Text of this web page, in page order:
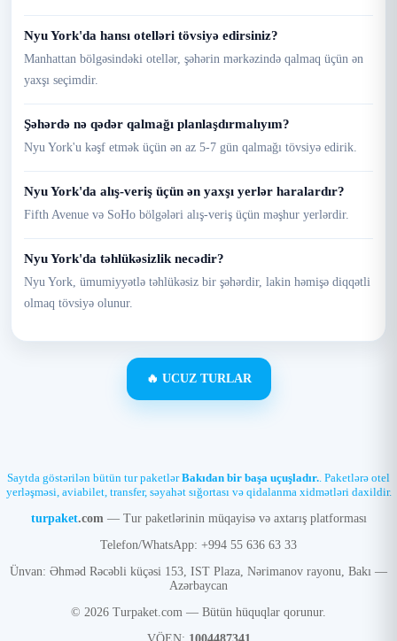
Nyu York'da hansı otelləri tövsiyə edirsiniz?
Manhattan bölgəsindəki otellər, şəhərin mərkəzində qalmaq üçün ən
yaxşı seçimdir.
Şəhərdə nə qədər qalmağı planlaşdırmalıyım?
Nyu York'u kəşf etmək üçün ən az 5-7 gün qalmağı tövsiyə edirik.
Nyu York'da alış-veriş üçün ən yaxşı yerlər haralardır?
Fifth Avenue və SoHo bölgələri alış-veriş üçün məşhur yerlərdir.
Nyu York'da təhlükəsizlik necədir?
Nyu York, ümumiyyətlə təhlükəsiz bir şəhərdir, lakin həmişə diqqətli
olmaq tövsiyə olunur.
🔥 UCUZ TURLAR
Saytda göstərilən bütün tur paketlərBakıdan bir başa uçuşladır.. Paketlərə otel
yerləşməsi, aviabilet, transfer, səyahət sığortası və qidalanma xidmətləri daxildir.
turpaket.com— Tur paketlərinin müqayisə və axtarış platforması
Telefon/WhatsApp: +994 55 636 63 33
Ünvan: Əhməd Rəcəbli küçəsi 153, IST Plaza, Nərimanov rayonu, Bakı —
Azərbaycan
© 2026 Turpaket.com — Bütün hüquqlar qorunur.